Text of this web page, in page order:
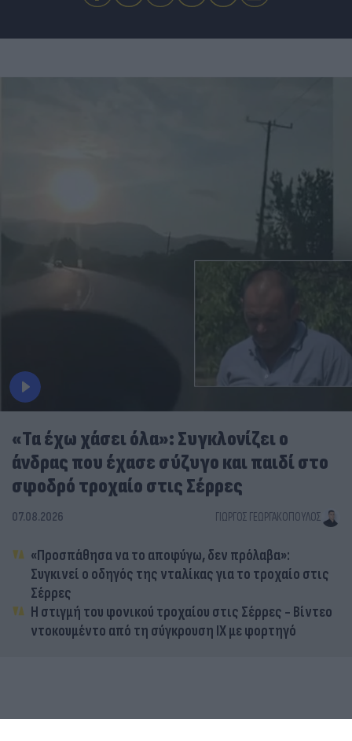
«Τα έχω χάσει όλα»: Συγκλονίζει ο
άνδρας που έχασε σύζυγο και παιδί στο
σφοδρό τροχαίο στις Σέρρες
07.08.2026 ΓΙΏΡΓΟΣ ΓΕΩΡΓΑΚΌΠΟΥΛΟΣ
«Προσπάθησα να το αποφύγω, δεν πρόλαβα»:
Συγκινεί ο οδηγός της νταλίκας για το τροχαίο στις
Σέρρες
Η στιγμή του φονικού τροχαίου στις Σέρρες - Βίντεο
ντοκουμέντο από τη σύγκρουση ΙΧ με φορτηγό